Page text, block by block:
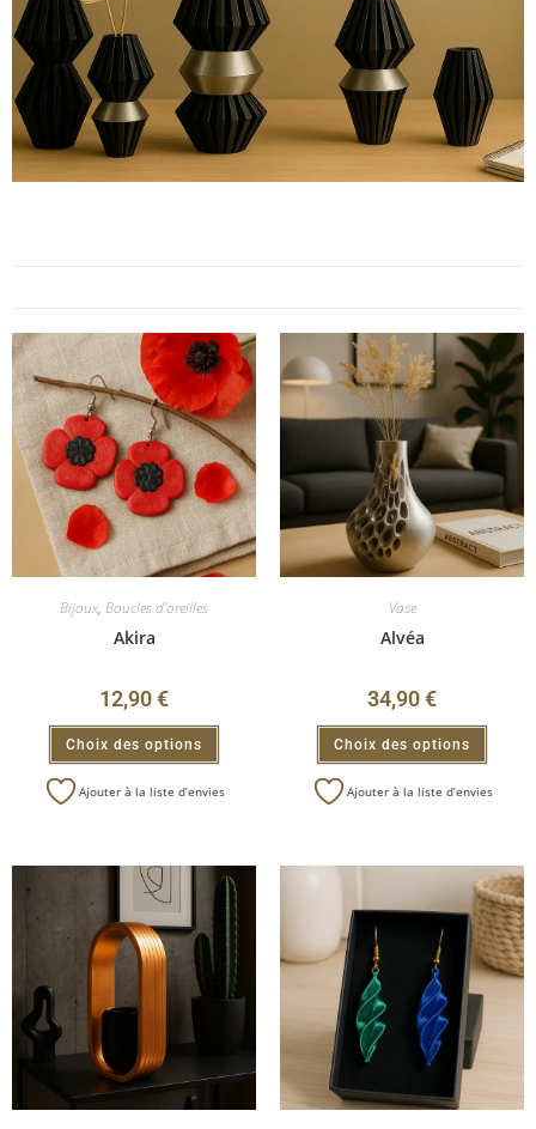
ressemble
Bijoux, Boucles d'oreilles
Akira
12,90€
Choix des options
Ajouter à la liste d’envies
Vase
Alvéa
34,90€
Choix des options
Ajouter à la liste d’envies